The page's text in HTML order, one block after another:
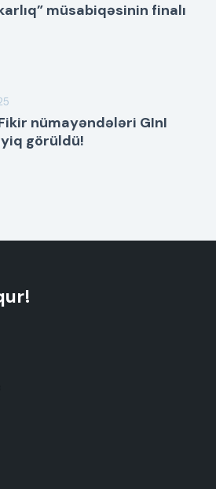
müsabiqəsinin finalı
nümayəndələri GInI
görüldü!